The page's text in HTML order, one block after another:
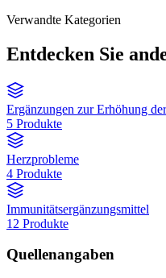
Verwandte Kategorien
Entdecken Sie
Ergänzungen zur Erhöhung
5 Produkte
Herzprobleme
4 Produkte
Immunitätsergänzungsmittel
12 Produkte
Quellenangaben